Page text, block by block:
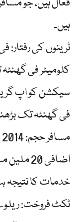
فعال ہیں، جو
ہیں۔
کلومیٹر فی
فی گھنٹہ تک
اضافی
خدمات کا نتیجہ